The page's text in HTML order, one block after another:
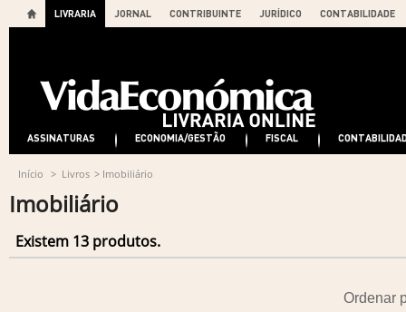
LIVRARIA JORNAL CONTRIBUINTE JURÍDICO CONTABILIDADE
ASSINATURAS ECONOMIA/GESTÃO FISCAL
Início > Livros > Imobiliário
Imobiliário
Existem 13 produtos.
Ordenar